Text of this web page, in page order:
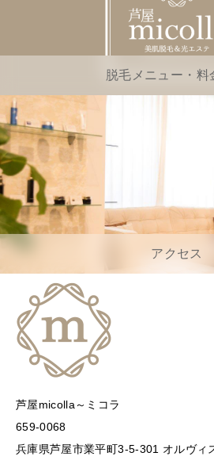
脱毛メニュー・料
アクセス
芦屋micolla～ミコラ
659-0068
兵庫県芦屋市業平町3-5-301 オルヴィ